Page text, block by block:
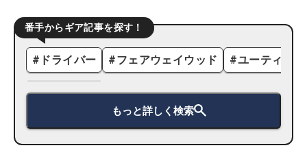
番手からギア記事を探す！
# ドライバー #フェアウェイウッド #ユーティリ
もっと詳しく検索